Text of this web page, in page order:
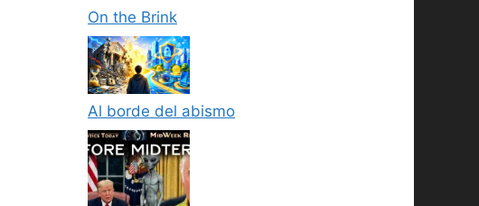
On the Brink
Al borde del abismo